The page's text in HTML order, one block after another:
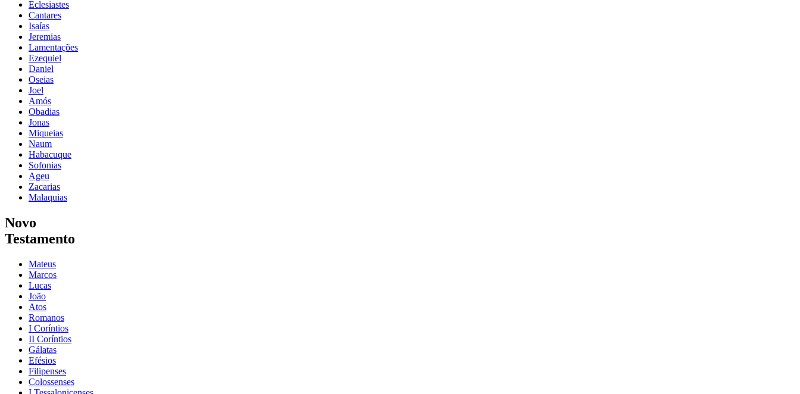
Eclesiastes
Cantares
Isaías
Jeremias
Lamentações
Ezequiel
Daniel
Oseias
Joel
Amós
Obadias
Jonas
Miqueias
Naum
Habacuque
Sofonias
Ageu
Zacarias
Malaquias
Novo
Testamento
Mateus
Marcos
Lucas
João
Atos
Romanos
I Coríntios
II Coríntios
Gálatas
Efésios
Filipenses
Colossenses